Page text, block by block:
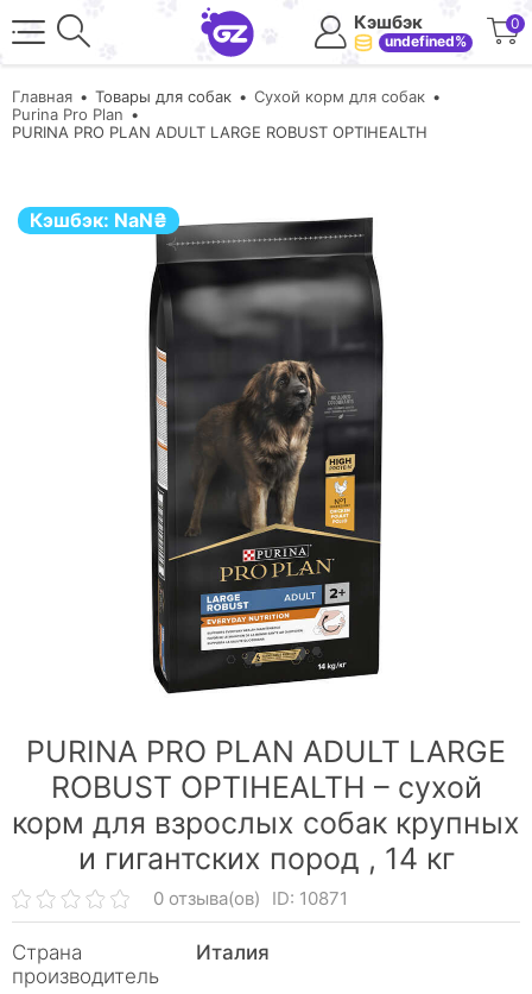
Кэшбэк
undefined%
0
Главная Товары для собак
Сухой корм для собак
Purina Pro Plan
PURINA PRO PLAN ADULT LARGE ROBUST OPTIHEALTH
Кэшбэк: NaN₴
PURINA PRO PLAN ADULT LARGE
ROBUST OPTIHEALTH – сухой
корм для взрослых собак крупных
и гигантских пород , 14 кг
0 отзыва(ов) ID: 10871
Страна
производитель
Италия